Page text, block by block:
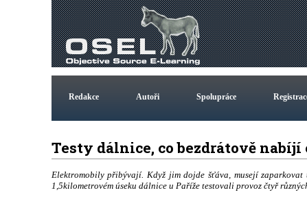
Redakce Autoři Spolupráce
Testy dálnice, co bezdrátově
Elektromobily přibývají. Když jim dojde šťáva, musejí
1,5kilometrovém úseku dálnice u Paříže testovali provoz čtyř